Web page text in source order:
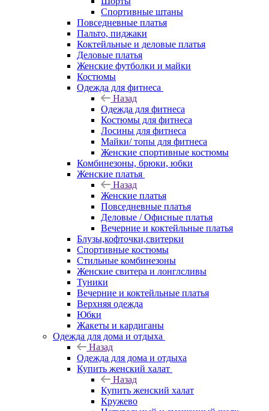
Спортивные штаны
Повседневные платья
Пальто, пиджаки
Коктейльные и деловые платья
Деловые платья
Женские футболки и майки
Костюмы
Одежда для фитнеса
Назад
Одежда для фитнеса
Костюмы для фитнеса
Лосины для фитнеса
Майки/ топы для фитнеса
Женские спортивные костюмы
Комбинезоны, брюки, юбки
Женские платья
Назад
Женские платья
Повседневные платья
Деловые / Офисные платья
Вечерние и коктейльные платья
Блузы,кофточки,свитерки
Спортивные костюмы
Стильные комбинезоны
Женские свитера и лонглсливы
Туники
Вечерние и коктейльные платья
Верхняя одежда
Юбки
Жакеты и кардиганы
Одежда для дома и отдыха
Назад
Одежда для дома и отдыха
Купить женский халат
Назад
Купить женский халат
Кружево